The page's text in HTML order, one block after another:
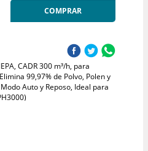
COMPRAR
CADR 300 m³/h, para
99,97% de Polvo, Polen y
Auto y Reposo, Ideal para